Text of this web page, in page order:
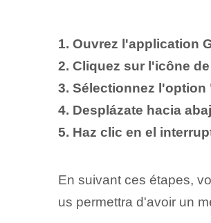
1. Ouvrez l'application
2. Cliquez sur l'icône
3. Sélectionnez l'option
4. Desplázate hacia
5. Haz clic en el
En suivant ces étapes,
us permettra d'avoir un